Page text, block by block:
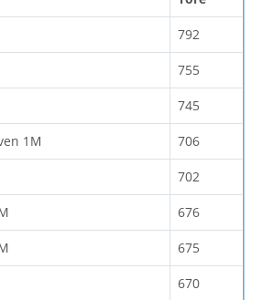
792
755
745
1M 706
702
676
675
670